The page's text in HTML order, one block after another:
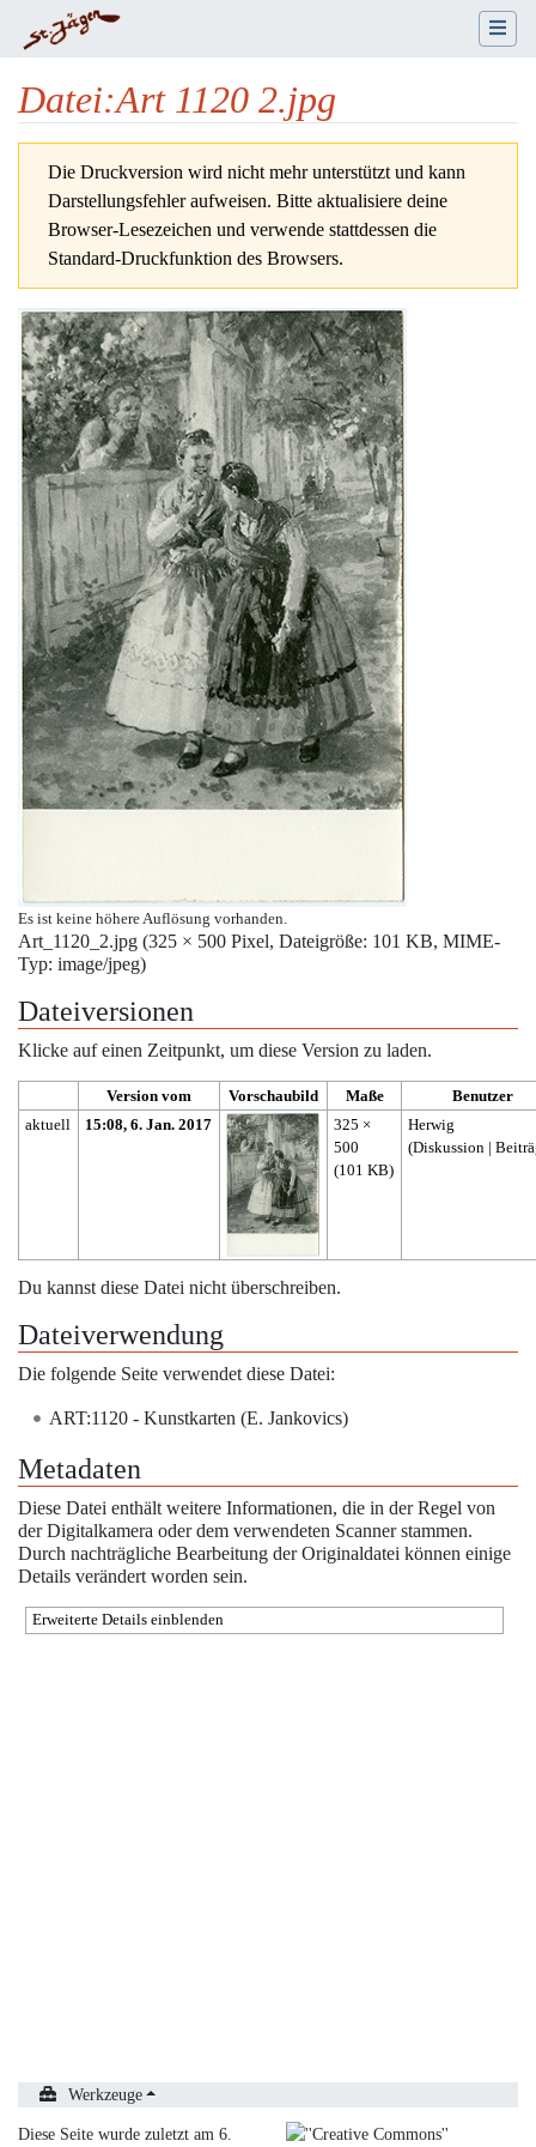
Datei:Art 1120 2.jpg
Die Druckversion wird nicht mehr unterstützt und kann
Darstellungsfehler aufweisen. Bitte aktualisiere deine
Browser-Lesezeichen und verwende stattdessen die
Standard-Druckfunktion des Browsers.
Es ist keine höhere Auflösung vorhanden.
Art_1120_2.jpg (325 × 500 Pixel, Dateigröße: 101 KB, MIME-
Typ: image/jpeg)
Dateiversionen
Klicke auf einen Zeitpunkt, um diese Version zu laden.
Version vom Vorschaubild Maße
Benutzer
aktuell
15:08, 6. Jan. 2017
325 ×
500
(101 KB)
Herwig
(Diskussion |
Du kannst diese Datei nicht überschreiben.
Dateiverwendung
Die folgende Seite verwendet diese Datei:
ART:1120 - Kunstkarten (E. Jankovics)
Metadaten
Diese Datei enthält weitere Informationen, die in der Regel von
der Digitalkamera oder dem verwendeten Scanner stammen.
Durch nachträgliche Bearbeitung der Originaldatei können einige
Details verändert worden sein.
Erweiterte Details einblenden
Werkzeuge
Diese Seite wurde zuletzt am 6.